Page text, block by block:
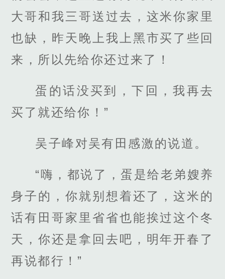
大哥和我三哥送过去，这米你家里
也缺，昨天晚上我上黑市买了些回
来，所以先给你还过来了！
蛋的话没买到，下回，我再去
买了就还给你！”
吴子峰对吴有田感激的说道。
“嗨，都说了，蛋是给老弟嫂养
身子的，你就别想着还了，这米的
话有田哥家里省省也能挨过这个冬
天，你还是拿回去吧，明年开春了
再说都行！”